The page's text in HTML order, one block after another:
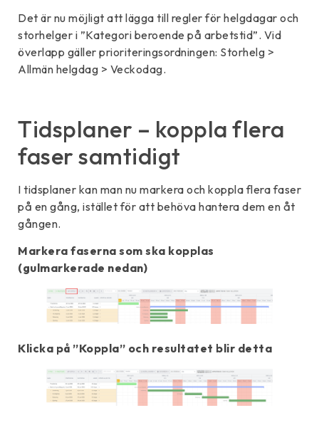
Det är nu möjligt att lägga till regler för helgdagar och
storhelger i ”Kategori beroende på arbetstid”. Vid
överlapp gäller prioriteringsordningen: Storhelg >
Allmän helgdag > Veckodag.
Tidsplaner – koppla flera
faser samtidigt
I tidsplaner kan man nu markera och koppla flera faser
på en gång, istället för att behöva hantera dem en åt
gången.
Markera faserna som ska kopplas
(gulmarkerade nedan)
Klicka på ”Koppla” och resultatet blir detta